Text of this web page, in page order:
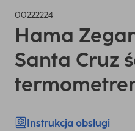
00222224
Hama
Santa Cruz
Instrukcja obsługi